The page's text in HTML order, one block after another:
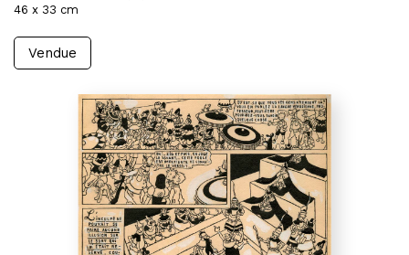
46 x 33 cm
Vendue